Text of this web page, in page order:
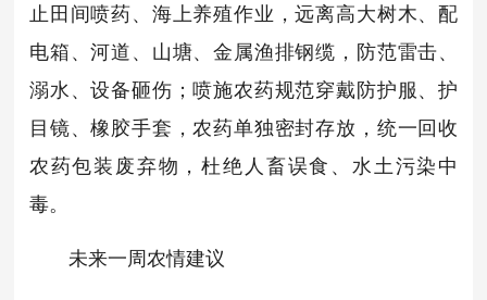
止田间喷药、海上养殖作业，远离高大树木、配
电箱、河道、山塘、金属渔排钢缆，防范雷击、
溺水、设备砸伤；喷施农药规范穿戴防护服、护
目镜、橡胶手套，农药单独密封存放，统一回收
农药包装废弃物，杜绝人畜误食、水土污染中
毒。
未来一周农情建议